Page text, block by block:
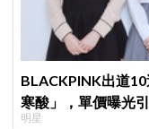
BLACKPINK出道
寒酸」，單價曝光
明星